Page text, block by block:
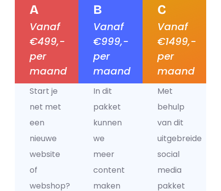
A
Vanaf
€499,-
per
maand
Start je
net met
een
nieuwe
website
of
webshop?
B
Vanaf
€999,-
per
maand
In dit
pakket
kunnen
we
meer
content
maken
C
Vanaf
€1499,-
per
maand
Met
behulp
van dit
uitgebreide
social
media
pakket